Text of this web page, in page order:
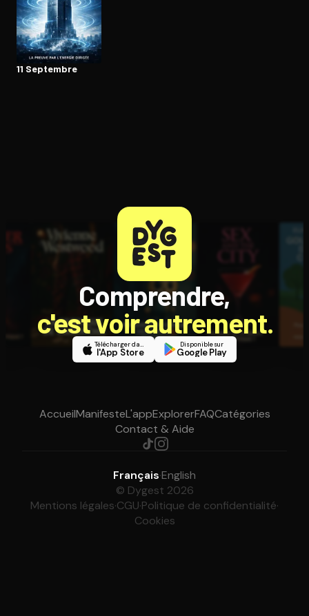
11 Septembre
Comprendre,
c'est voir autrement.
Télécharger dans
l'App Store
Disponible sur
Google Play
AccueilManifesteL'appExplorerFAQCatégories
Contact & Aide
Français·English
© Dygest 2026
Mentions légales·CGU·Politique de confidentialité·
Cookies